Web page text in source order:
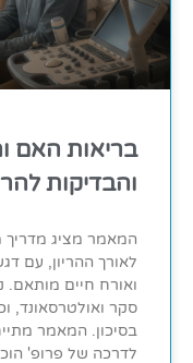
בריאות האם
והבדיקות
המאמר מציג מדריך
לאורך ההריון, עם
ואורח חיים מותאם.
סקר ואולטרסאונד,
בסיכון. המאמר
לדרכה של פרופ'